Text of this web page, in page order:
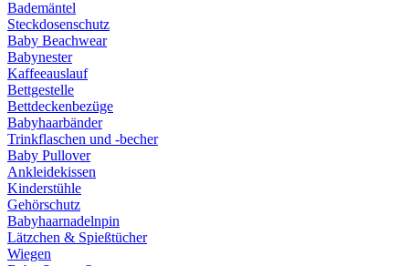
Bademäntel
Steckdosenschutz
Baby Beachwear
Babynester
Kaffeeauslauf
Bettgestelle
Bettdeckenbezüge
Babyhaarbänder
Trinkflaschen und -becher
Baby Pullover
Ankleidekissen
Kinderstühle
Gehörschutz
Babyhaarnadelnpin
Lätzchen & Spießtücher
Wiegen